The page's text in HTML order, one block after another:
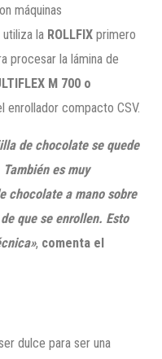
máquinas
utiliza la ROLLFIX primero
procesar la lámina de
M 700 o
enrollador compacto CSV.
de chocolate se quede
es muy
chocolate a mano sobre
que se enrollen. Esto
, comenta el
dulce para ser una